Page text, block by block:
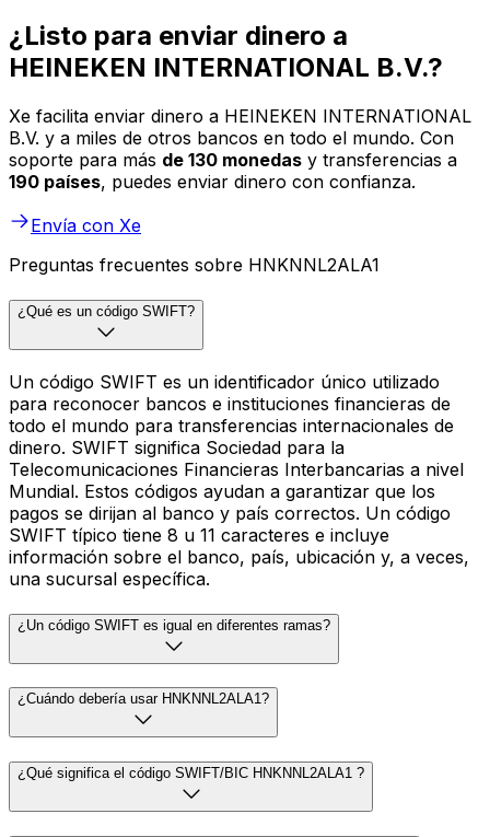
¿Listo para enviar dinero a
HEINEKEN INTERNATIONAL B.V.?
Xe facilita enviar dinero a HEINEKEN INTERNATIONAL
B.V. y a miles de otros bancos en todo el mundo. Con
soporte para más de 130 monedas y transferencias a
190 países, puedes enviar dinero con confianza.
Envía con Xe
Preguntas frecuentes sobre HNKNNL2ALA1
¿Qué es un código SWIFT?
Un código SWIFT es un identificador único utilizado
para reconocer bancos e instituciones financieras de
todo el mundo para transferencias internacionales de
dinero. SWIFT significa Sociedad para la
Telecomunicaciones Financieras Interbancarias a nivel
Mundial. Estos códigos ayudan a garantizar que los
pagos se dirijan al banco y país correctos. Un código
SWIFT típico tiene 8 u 11 caracteres e incluye
información sobre el banco, país, ubicación y, a veces,
una sucursal específica.
¿Un código SWIFT es igual en diferentes ramas?
¿Cuándo debería usar HNKNNL2ALA1?
¿Qué significa el código SWIFT/BIC HNKNNL2ALA1 ?